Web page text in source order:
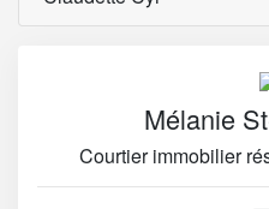
Mélanie
Courtier immobilier